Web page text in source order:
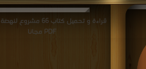
قراءة و تحميل كتاب صناعة البيئة
فلسطين ضرورة شرعيَّة PDF مجاناقراءة و تحميل كتاب 66
PDF مجانا